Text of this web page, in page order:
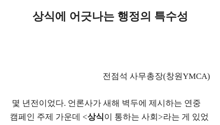
상식에 어긋나는 행정의 특수성
전점석 사무총장(창원YMCA)
몇 년전이었다. 언론사가 새해 벽두에 제시하는 연중
캠페인 주제 가운데 <상식이 통하는 사회>라는 게 있었